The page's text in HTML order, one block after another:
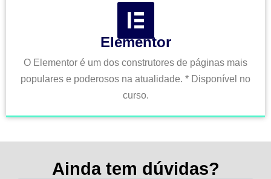
Elementor
O Elementor é um dos construtores de páginas mais
populares e poderosos na atualidade. * Disponível no
curso.
Ainda tem dúvidas?